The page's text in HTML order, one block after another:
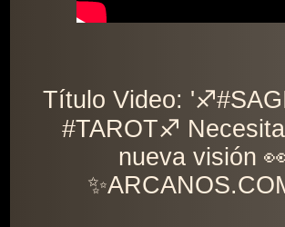
Título Video:
#TAROT♐️
nueva visión